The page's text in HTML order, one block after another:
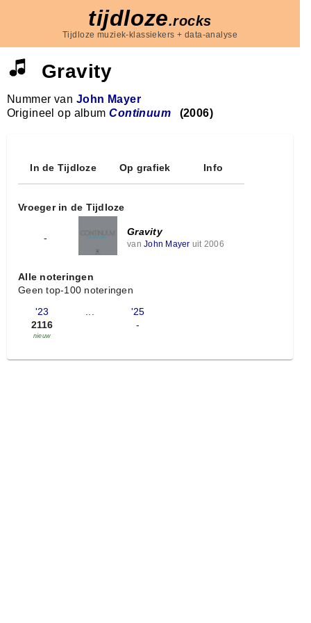
tijdloze.rocks
Tijdloze muziek-klassiekers + data-analyse
Gravity
Nummer van John Mayer
Origineel op albumContinuum (2006)
In de Tijdloze Op grafiek Info
Vroeger in de Tijdloze
-
Gravity
van John Mayer uit 2006
Alle noteringen
Geen top-100 noteringen
'23
2116
nieuw
...
'25
-